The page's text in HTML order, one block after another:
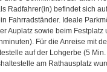
Radfahrer(in) befindet sich
Fahrradständer. Ideale
Auplatz sowie beim Festplatz
Für die Anreise mit
auf der Lohgerbe (5
am Rathausplatz